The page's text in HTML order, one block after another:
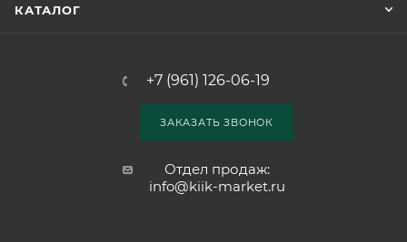
КАТАЛОГ
+7 (961) 126-06-19
ЗАКАЗАТЬ ЗВОНОК
Отдел продаж:
info@kiik-market.ru